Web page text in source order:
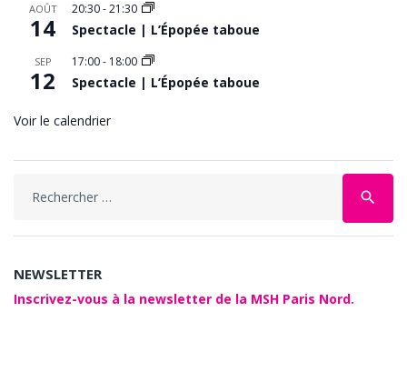
AOÛT
14
20:30-21:30
Spectacle | L’Épopée taboue
SEP
12
17:00- 18:00
Spectacle | L’Épopée taboue
Voir le calendrier
search
NEWSLETTER
Inscrivez-vous à la newsletter de la MSH Paris Nord.